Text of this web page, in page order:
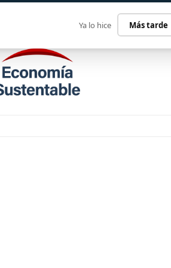
Ya lo hice Más tarde